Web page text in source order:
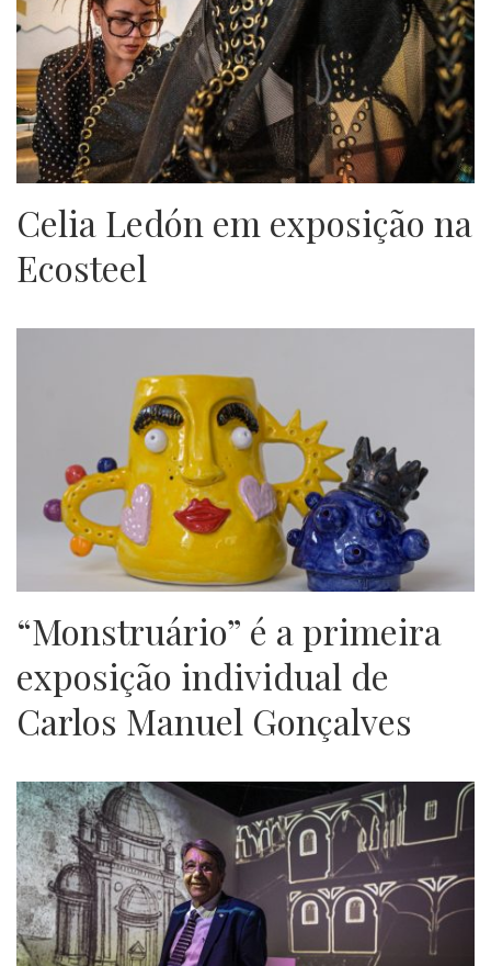
Celia Ledón em exposição na
Ecosteel
“Monstruário” é a primeira
exposição individual de
Carlos Manuel Gonçalves